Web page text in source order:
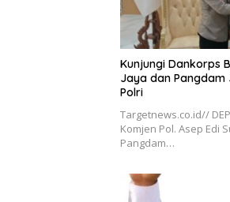
Kunjungi Dankorps
Jaya dan Pangdam
Polri
Targetnews.co.id//
Komjen Pol. Asep Edi
Pangdam…